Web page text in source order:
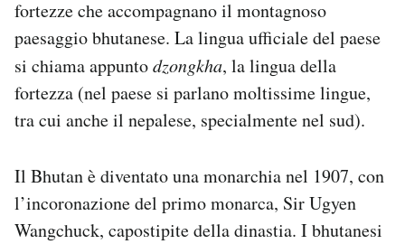
Notifiche mobile
Regala il Post
Hai bisogno di aiuto?
Esci
fortezze che accompagnano il montagnoso
paesaggio bhutanese. La lingua ufficiale del paese
si chiama appuntodzongkha, la lingua della
fortezza (nel paese si parlano moltissime lingue,
tra cui anche il nepalese, specialmente nel sud).
Il Bhutan è diventato una monarchia nel 1907, con
l’incoronazione del primo monarca, Sir Ugyen
Wangchuck, capostipite della dinastia. I bhutanesi